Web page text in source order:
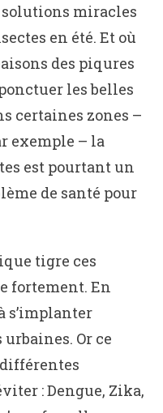
miracles
en été. Et où
des piqures
les belles
certaines zones –
exemple – la
est pourtant un
de santé pour
tigre ces
fortement. En
s’implanter
Or ce
: Dengue, Zika,